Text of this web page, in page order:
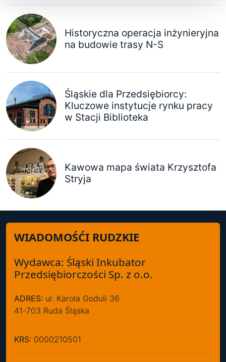
Historyczna operacja inżynieryjna
na budowie trasy N-S
Śląskie dla Przedsiębiorcy:
Kluczowe instytucje rynku pracy
w Stacji Biblioteka
Kawowa mapa świata Krzysztofa
Stryja
WIADOMOŚĆI RUDZKIE
Wydawca: Śląski Inkubator
Przedsiębiorczości Sp. z o.o.
ADRES: ul. Karola Goduli 36
41-703 Ruda Śląska
KRS: 0000210501